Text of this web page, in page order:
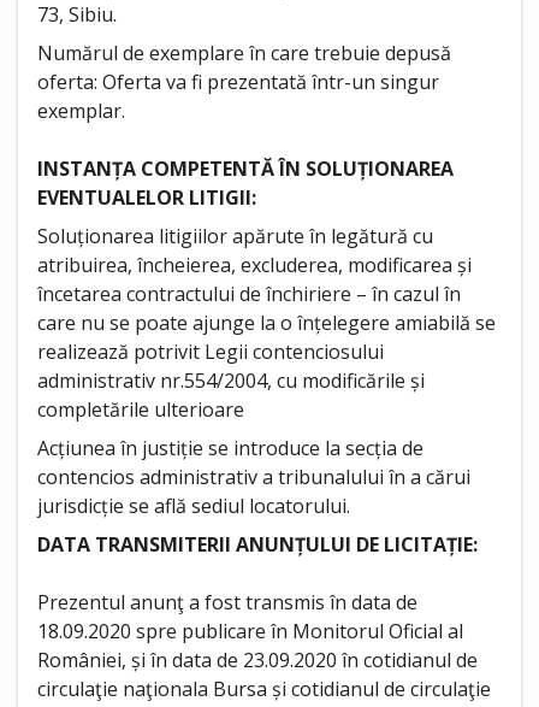
73, Sibiu.
Numărul de exemplare în care trebuie depusă
oferta: Oferta va fi prezentată într-un singur
exemplar.
INSTANȚA COMPETENTĂ ÎN SOLUȚIONAREA
EVENTUALELOR LITIGII:
Soluționarea litigiilor apărute în legătură cu
atribuirea, încheierea, excluderea, modificarea și
încetarea contractului de închiriere – în cazul în
care nu se poate ajunge la o înțelegere amiabilă se
realizează potrivit Legii contenciosului
administrativ nr.554/2004, cu modificările și
completările ulterioare
Acțiunea în justiție se introduce la secția de
contencios administrativ a tribunalului în a cărui
jurisdicție se află sediul locatorului.
DATA TRANSMITERII ANUNȚULUI DE LICITAȚIE:
Prezentul anunţ a fost transmis în data de
18.09.2020 spre publicare în Monitorul Oficial al
României, și în data de 23.09.2020 în cotidianul de
circulaţie naţionala Bursa și cotidianul de circulaţie